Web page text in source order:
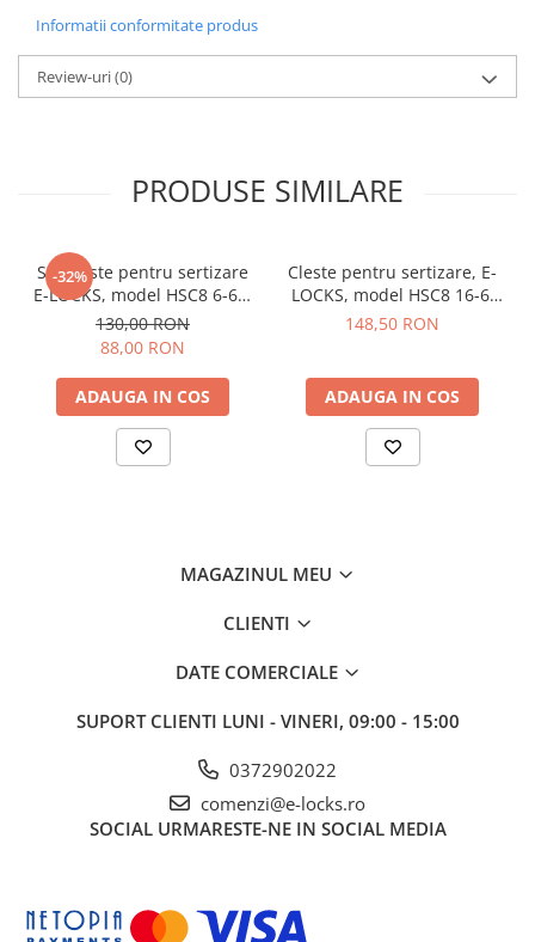
Informatii conformitate produs
Review-uri(0)
PRODUSE SIMILARE
-32%
Set cleste pentru sertizare
E-LOCKS, model HSC8 6-6A,
cu sase falci + 1900 buc
terminale conductori
130,00 RON
88,00 RON
ADAUGA IN COS
Cleste pentru sertizare, E-
LOCKS, model HSC8 16-6,
cu sase falci, 0,08 - 16 mm2
148,50 RON
ADAUGA IN COS
MAGAZINUL MEU
CLIENTI
DATE COMERCIALE
SUPORT CLIENTI LUNI - VINERI, 09:00 - 15:00
0372902022
comenzi@e-locks.ro
SOCIAL URMARESTE-NE IN SOCIAL MEDIA